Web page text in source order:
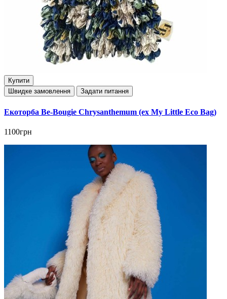
Купити
Швидке замовлення
Задати питання
Екоторба Be-Bougie Chrysanthemum (ex My Little Eco Bag)
1100грн